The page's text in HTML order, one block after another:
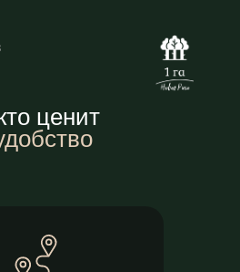
ценит